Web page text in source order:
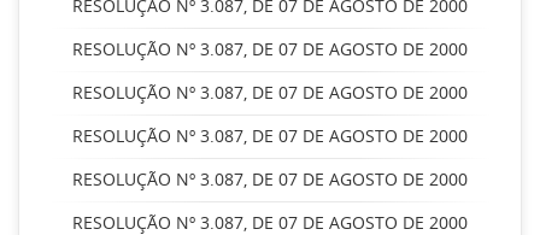
RESOLUÇÃO Nº 3.087, DE 07 DE AGOSTO DE 2000
RESOLUÇÃO Nº 3.087, DE 07 DE AGOSTO DE 2000
RESOLUÇÃO Nº 3.087, DE 07 DE AGOSTO DE 2000
RESOLUÇÃO Nº 3.087, DE 07 DE AGOSTO DE 2000
RESOLUÇÃO Nº 3.087, DE 07 DE AGOSTO DE 2000
RESOLUÇÃO Nº 3.087, DE 07 DE AGOSTO DE 2000